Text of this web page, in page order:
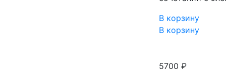
В корзину
В корзину
5700 ₽